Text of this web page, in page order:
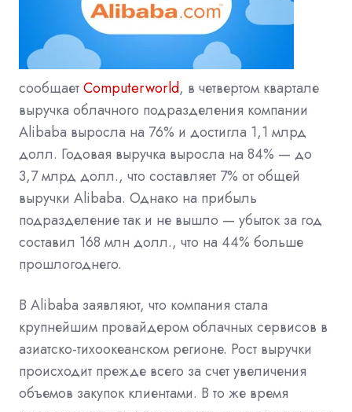
сообщаетComputerworld, в четвертом квартале
выручка облачного подразделения компании
Alibaba выросла на 76% и достигла 1,1 млрд
долл. Годовая выручка выросла на 84% — до
3,7 млрд долл., что составляет 7% от общей
выручки Alibaba. Однако на прибыль
подразделение так и не вышло — убыток за год
составил 168 млн долл., что на 44% больше
прошлогоднего.
В Alibaba заявляют, что компания стала
крупнейшим провайдером облачных сервисов в
азиатско-тихоокеанском регионе. Рост выручки
происходит прежде всего за счет увеличения
объемов закупок клиентами. В то же время